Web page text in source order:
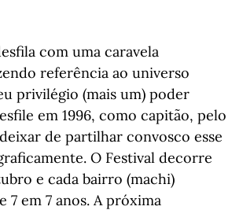
com uma caravela
referência ao universo
privilégio (mais um) poder
em 1996, como capitão, pelo
de partilhar convosco esse
O Festival decorre
e cada bairro (machi)
7 em 7 anos. A próxima